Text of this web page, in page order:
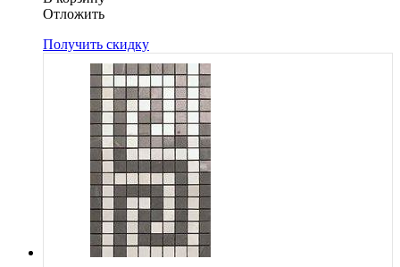
Oтложить
Получить скидку